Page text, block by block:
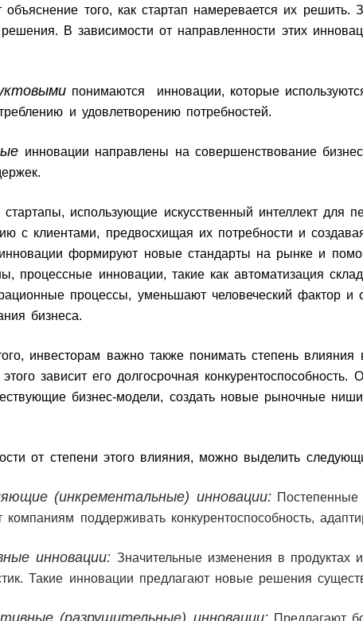
объяснение того, как стартап намеревается их
В зависимости от направленности этих
понимаются инновации, которые
и удовлетворению потребностей.
инновации направлены на совершенствование
использующие искусственный интеллект для
с клиентами, предвосхищая их потребности и
формируют новые стандарты на рынке и
процессные инновации, такие как автоматизация
процессы, уменьшают человеческий фактор
бизнеса.
инвесторам важно также понимать степень
зависит его долгосрочная
бизнес-модели, создать новые рыночные
от степени этого влияния, можно выделить
(инкрементальные) инновации:Постепенные
поддерживать конкурентоспособность,
инновации: Значительные изменения в
Такие инновации предлагают новые решения
(разрушительные) инновации:Предлагают